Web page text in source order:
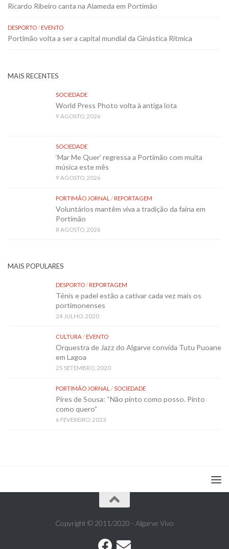
Ricardo Ribeiro canta na Alameda em Portimão
DESPORTO/EVENTO
Portimão volta a ser a capital mundial da Ginástica Rítmica
MAIS RECENTES
SOCIEDADE
World Press Photo volta à antiga lota
9 AGOSTO, 2026
SOCIEDADE
‘Mar Me Quer’ regressa a Portimão com muita
música este mês
9 AGOSTO, 2026
PORTIMÃO JORNAL /REPORTAGEM
Voluntários mantêm viva a tradição da faina em
Portimão
8 AGOSTO, 2026
MAIS POPULARES
DESPORTO/REPORTAGEM
Ténis e padel estão a cativar cada vez mais os
portimonenses
24 JULHO, 2020
CULTURA/EVENTO
Orquestra de Jazz do Algarve convida Tutu Puoane
em Lagoa
25 SETEMBRO, 2020
PORTIMÃO JORNAL /SOCIEDADE
Pires de Sousa: “Não pinto como posso. Pinto
como quero”
6 FEVEREIRO, 2023
Copyright © 2011/2020 - Algarve Vivo